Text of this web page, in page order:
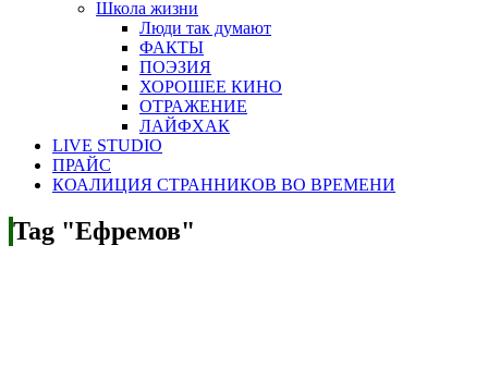
Школа жизни
Люди так думают
ФАКТЫ
ПОЭЗИЯ
ХОРОШЕЕ КИНО
ОТРАЖЕНИЕ
ЛАЙФХАК
LIVE STUDIO
ПРАЙС
КОАЛИЦИЯ СТРАННИКОВ ВО ВРЕМЕНИ
Tag "Ефремов"